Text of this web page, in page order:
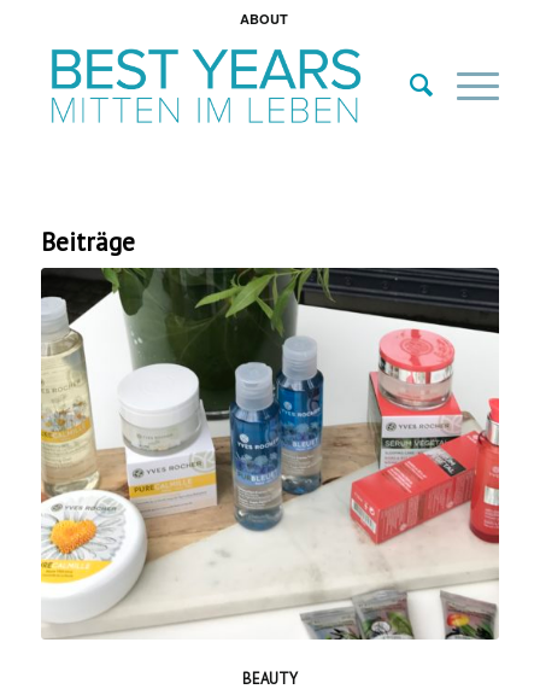
ABOUT
Beiträge
BEAUTY